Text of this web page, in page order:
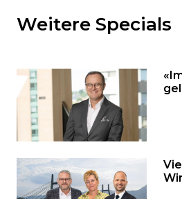
den
den
Inhalt
auslassen
und
direkt
springen?
Weitere Specials